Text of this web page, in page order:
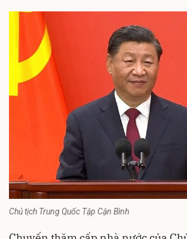
Chủ tịch Trung Quốc Tập Cận Bình